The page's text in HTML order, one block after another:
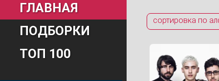
ГЛАВНАЯ
ПОДБОРКИ
ТОП 100
сортировка по